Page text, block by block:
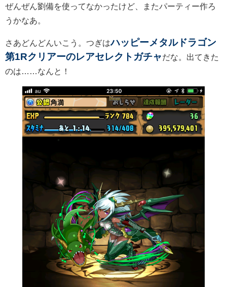
ぜんぜん劉備を使ってなかったけど、またパーティー作ろ
うかなあ。
さあどんどんいこう。つぎはハッピーメタルドラゴン
第1Rクリアーのレアセレクトガチャだな。出てきた
のは……なんと！